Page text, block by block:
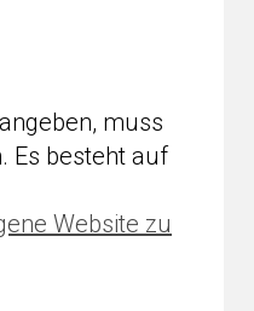
muss
Es besteht auf
Website zu